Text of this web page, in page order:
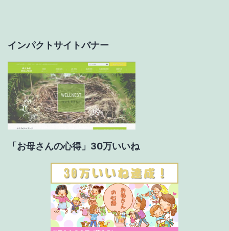
ン
インパクトサイトバナー
「お母さんの心得」30万いいね